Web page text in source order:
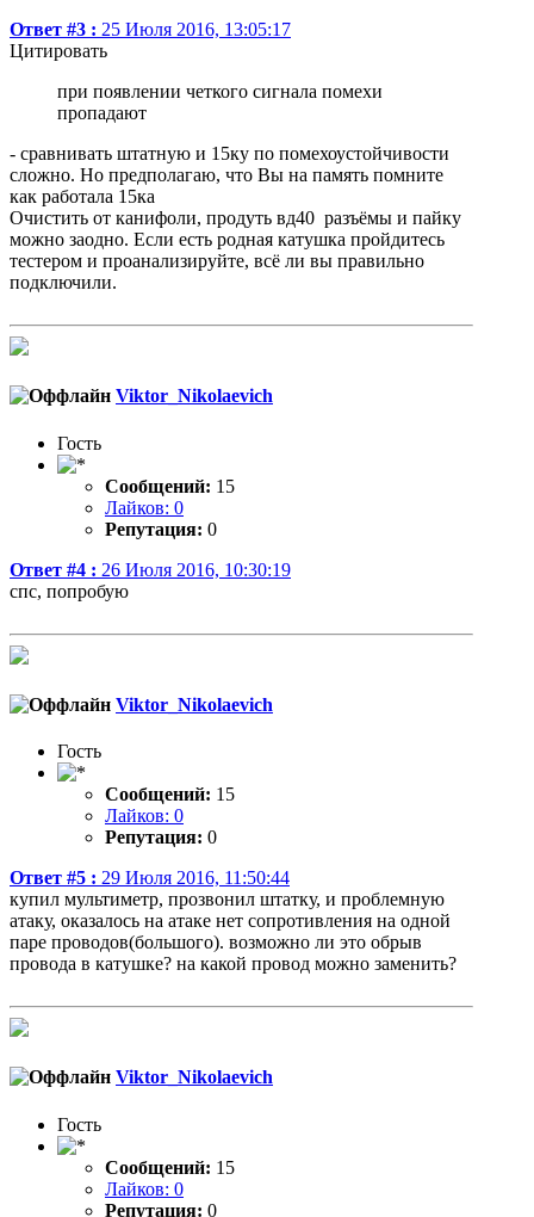
Ответ #3 : 25 Июля 2016, 13:05:17
Цитировать
при появлении четкого сигнала помехи
пропадают
- сравнивать штатную и 15ку по помехоустойчивости
сложно. Но предполагаю, что Вы на память помните
как работала 15ка
Очистить от канифоли, продуть вд40 разъёмы и пайку
можно заодно. Если есть родная катушка пройдитесь
тестером и проанализируйте, всё ли вы правильно
подключили.
Viktor_Nikolaevich
Гость
Сообщений: 15
Лайков: 0
Репутация: 0
Ответ #4 : 26 Июля 2016, 10:30:19
спс, попробую
Viktor_Nikolaevich
Гость
Сообщений: 15
Лайков: 0
Репутация: 0
Ответ #5 : 29 Июля 2016, 11:50:44
купил мультиметр, прозвонил штатку, и проблемную
атаку, оказалось на атаке нет сопротивления на одной
паре проводов(большого). возможно ли это обрыв
провода в катушке? на какой провод можно заменить?
Viktor_Nikolaevich
Гость
Сообщений: 15
Лайков: 0
Репутация: 0